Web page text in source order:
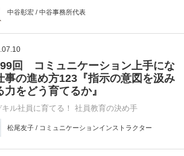
中谷彰宏 / 中谷事務所代表
回 コミュニケーション上手にな
事の進め方123『指示の意図を汲み
力をどう育てるか』
キル社員に育てる！ 社員教育の決め手
松尾友子 / コミュニケーションインストラクター